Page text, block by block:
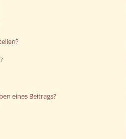
eines Beitrags?